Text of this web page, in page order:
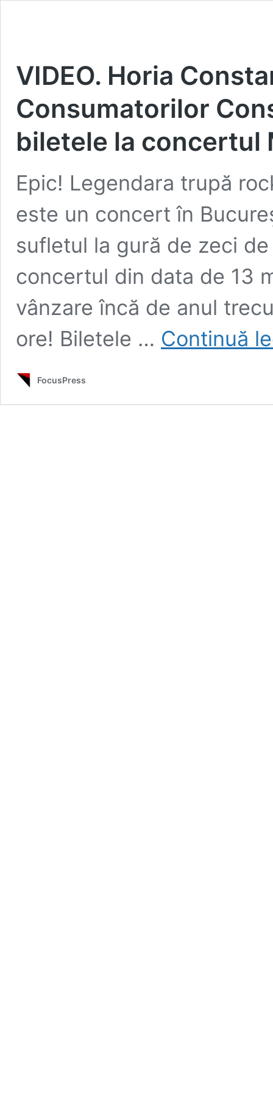
VIDEO. Horia
Consumatorilor
biletele la concertul
Epic! Legendara trupă
este un concert în
sufletul la gură de zeci
concertul din data de 13
vânzare încă de anul
ore! Biletele … Continuă
FocusPress